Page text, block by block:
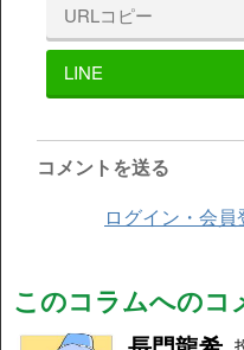
URLコピー
LINE
コメントを送る
ログイン・会
このコラムへのコ